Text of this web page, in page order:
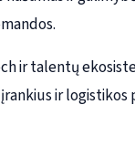
ir talentų
ir